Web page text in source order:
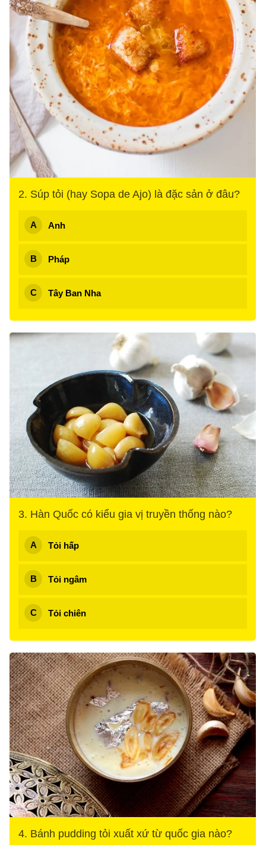
2. Súp tỏi (hay Sopa de Ajo) là đặc sản ở đâu?
Anh
Pháp
Tây Ban Nha
3. Hàn Quốc có kiểu gia vị truyền thống nào?
Tỏi hấp
Tỏi ngâm
Tỏi chiên
4. Bánh pudding tỏi xuất xứ từ quốc gia nào?